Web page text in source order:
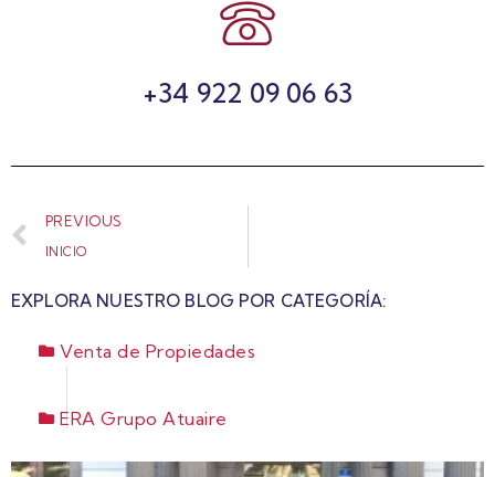
+34 922 09 06 63
PREVIOUS
INICIO
EXPLORA NUESTRO BLOG POR CATEGORÍA:
Venta de Propiedades
ERA Grupo Atuaire